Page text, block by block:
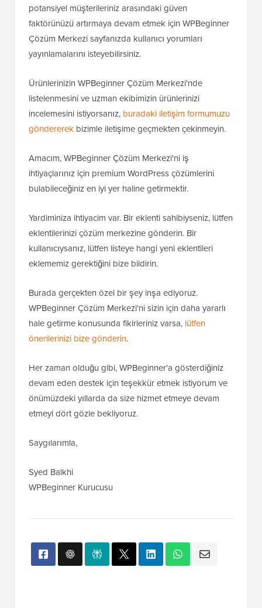
potansiyel müşterileriniz arasındaki güven
faktörünüzü artırmaya devam etmek için WPBeginner
Çözüm Merkezi sayfanızda kullanıcı yorumları
yayınlamalarını isteyebilirsiniz.
Ürünlerinizin WPBeginner Çözüm Merkezi'nde
listelenmesini ve uzman ekibimizin ürünlerinizi
incelemesini istiyorsanız, buradaki iletişim formumuzu
göndererek bizimle iletişime geçmekten çekinmeyin.
Amacım, WPBeginner Çözüm Merkezi'ni iş
ihtiyaçlarınız için premium WordPress çözümlerini
bulabileceğiniz en iyi yer haline getirmektir.
Yardiminiza ihtiyacim var. Bir eklenti sahibiyseniz, lütfen
eklentilerinizi çözüm merkezine gönderin. Bir
kullanıcıysanız, lütfen listeye hangi yeni eklentileri
eklememiz gerektiğini bize bildirin.
Burada gerçekten özel bir şey inşa ediyoruz.
WPBeginner Çözüm Merkezi'ni sizin için daha yararlı
hale getirme konusunda fikirleriniz varsa, lütfen
önerilerinizi bize gönderin.
Her zaman olduğu gibi, WPBeginner'a gösterdiğiniz
devam eden destek için teşekkür etmek istiyorum ve
önümüzdeki yıllarda da size hizmet etmeye devam
etmeyi dört gözle bekliyoruz.
Saygılarımla,
Syed Balkhi
WPBeginner Kurucusu